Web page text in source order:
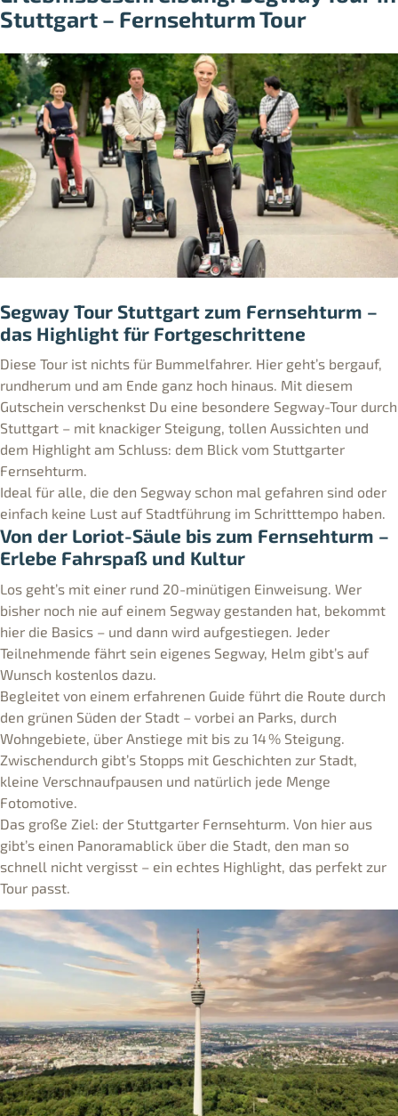
Stuttgart – Fernsehturm Tour
Segway Tour Stuttgart zum Fernsehturm –
das Highlight für Fortgeschrittene
Diese Tour ist nichts für Bummelfahrer. Hier geht’s bergauf,
rundherum und am Ende ganz hoch hinaus. Mit diesem
Gutschein verschenkst Du eine besondere Segway-Tour durch
Stuttgart – mit knackiger Steigung, tollen Aussichten und
dem Highlight am Schluss: dem Blick vom Stuttgarter
Fernsehturm.
Ideal für alle, die den Segway schon mal gefahren sind oder
einfach keine Lust auf Stadtführung im Schritttempo haben.
Von der Loriot-Säule bis zum Fernsehturm –
Erlebe Fahrspaß und Kultur
Los geht’s mit einer rund 20-minütigen Einweisung. Wer
bisher noch nie auf einem Segway gestanden hat, bekommt
hier die Basics – und dann wird aufgestiegen. Jeder
Teilnehmende fährt sein eigenes Segway, Helm gibt’s auf
Wunsch kostenlos dazu.
Begleitet von einem erfahrenen Guide führt die Route durch
den grünen Süden der Stadt – vorbei an Parks, durch
Wohngebiete, über Anstiege mit bis zu 14 % Steigung.
Zwischendurch gibt’s Stopps mit Geschichten zur Stadt,
kleine Verschnaufpausen und natürlich jede Menge
Fotomotive.
Das große Ziel: der Stuttgarter Fernsehturm. Von hier aus
gibt’s einen Panoramablick über die Stadt, den man so
schnell nicht vergisst – ein echtes Highlight, das perfekt zur
Tour passt.